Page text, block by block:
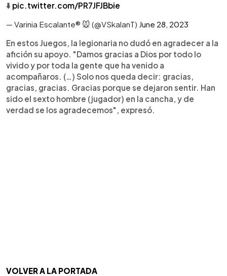
⬇️ pic.twitter.com/PR7JFJBbie
— Varinia Escalante® 🐭 (@VSkalanT) June 28, 2023
En estos Juegos, la legionaria no dudó en agradecer a la
afición su apoyo. "Damos gracias a Dios por todo lo
vivido y por toda la gente que ha venido a
acompañaros. (…) Solo nos queda decir: gracias,
gracias, gracias. Gracias porque se dejaron sentir. Han
sido el sexto hombre (jugador) en la cancha, y de
verdad se los agradecemos", expresó.
VOLVER A LA PORTADA